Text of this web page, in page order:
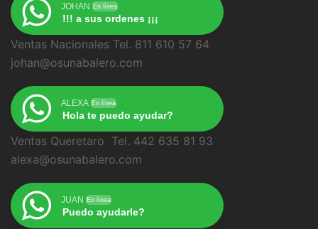
JOHAN En línea
!!! a sus ordenes ¡¡¡
Ventas Nacionales Tel. 811 610 57 64
johan@osunabalero.com
ALEXA En línea
Hola te puedo ayudar?
Ventas Queretaro Tel. 442 635 81 93
alexa@osunabalero.com
JUAN En línea
Puedo ayudarle?